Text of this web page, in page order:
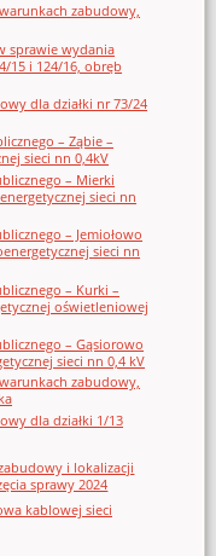
zabudowy,
sprawie wydania
15 i 124/16, obręb
dla działki nr 73/24
– Ząbie –
sieci nn 0,4kV
– Mierki
sieci nn
– Jemiołowo
sieci nn
– Kurki –
oświetleniowej
– Gąsiorowo
sieci nn 0,4 kV
zabudowy,
dla działki 1/13
i lokalizacji
sprawy 2024
kablowej sieci